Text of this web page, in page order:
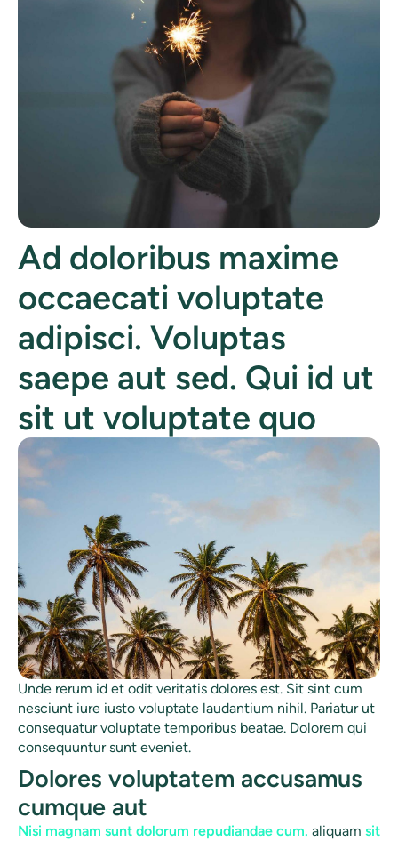
Ad doloribus maxime
occaecati voluptate
adipisci. Voluptas
saepe aut sed. Qui id ut
sit ut voluptate quo
Unde rerum id et odit veritatis dolores est. Sit sint cum
nesciunt iure iusto voluptate laudantium nihil. Pariatur ut
consequatur voluptate temporibus beatae. Dolorem qui
consequuntur sunt eveniet.
Dolores voluptatem accusamus
cumque aut
Nisi magnam sunt dolorum repudiandae cum. aliquam sit